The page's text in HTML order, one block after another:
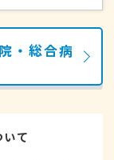
・総合病
いて